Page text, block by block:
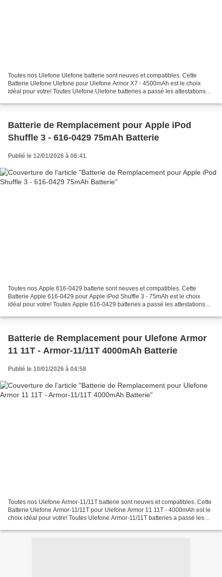
Toutes nos Ulefone Ulefone batterie sont neuves et compatibles. Cette
Batterie Ulefone Ulefone pour Ulefone Armor X7 - 4500mAh est le choix
idéal pour votre! Toutes Ulefone Ulefone batteries a passé les attestations
Batterie de Remplacement pour Apple iPod
Shuffle 3 - 616-0429 75mAh Batterie
Publié le 12/01/2026 à 06:41
Toutes nos Apple 616-0429 batterie sont neuves et compatibles. Cette
Batterie Apple 616-0429 pour Apple iPod Shuffle 3 - 75mAh est le choix
idéal pour votre! Toutes Apple 616-0429 batteries a passé les attestations
Batterie de Remplacement pour Ulefone Armor
11 11T - Armor-11/11T 4000mAh Batterie
Publié le 10/01/2026 à 04:58
Toutes nos Ulefone Armor-11/11T batterie sont neuves et compatibles. Cette
Batterie Ulefone Armor-11/11T pour Ulefone Armor 11 11T - 4000mAh est le
choix idéal pour votre! Toutes Ulefone Armor-11/11T batteries a passé les